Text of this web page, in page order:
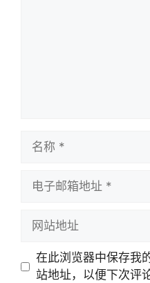
址
址
在此浏览器中保存我
站地址，以便下次评